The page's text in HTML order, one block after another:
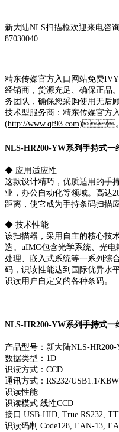
新大陆NLS扫描枪欢迎来电咨询
87030040
精东传媒官方入口网站免费
经销商，货源充足、确保正品
务团队，确保您采购使用无后顾
技术型服务商：精东传媒官
(http://www.qf93.com)。
NLS-HR200-YW系列手持式一
◆ 应用适应性
这款设计精巧，优质适用的
业，办公自动化等领域。
距离，使它成为手持条码扫描应
◆ 技术性能
该扫描器，采用自主的核
造。uIMG包含光学系统、光电
处理、嵌入式系统等一系列综
码，识读性能达到国际优异水平
识读用户自定义的各种条码。
NLS-HR200-YW系列手持式一
产品型号：新大陆NLS-
数据类型：1D
识读方式：CCD
通讯方式：RS232/USB1.1/KBW
识读性能
识读模式 线性CCD
接口 USB-HID, True RS232,
识读码制 Code128, EAN-13,